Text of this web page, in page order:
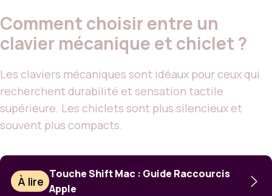
Comment choisir entre un
clavier mécanique et chiclet ?
Les claviers mécaniques sont idéaux pour ceux qui
recherchent durabilité et sensation tactile
supérieure. Les chiclets sont plus silencieux et
souvent plus compacts.
À lire
Touche Shift Mac : Guide Raccourcis
Apple